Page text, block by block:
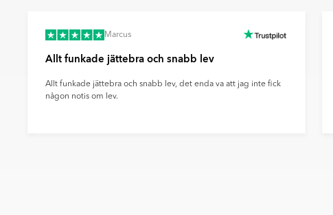
Marcus
Allt funkade jättebra och snabb lev
Allt funkade jättebra och snabb lev, det enda va att jag inte fick
någon notis om lev.